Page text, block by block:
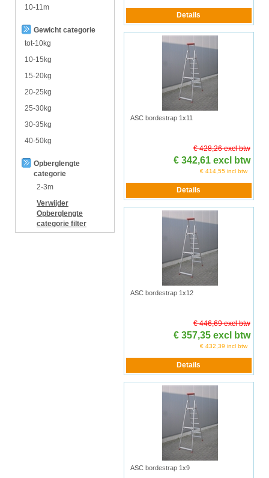
10-11m
Gewicht categorie
tot-10kg
10-15kg
15-20kg
20-25kg
25-30kg
30-35kg
40-50kg
Opberglengte
categorie
2-3m
Verwijder
Opberglengte
categorie filter
ASC bordestrap 1x11
€ 428,26 excl btw
€ 342,61 excl btw
€ 414,55 incl btw
ASC bordestrap 1x12
€ 446,69 excl btw
€ 357,35 excl btw
€ 432,39 incl btw
ASC bordestrap 1x9